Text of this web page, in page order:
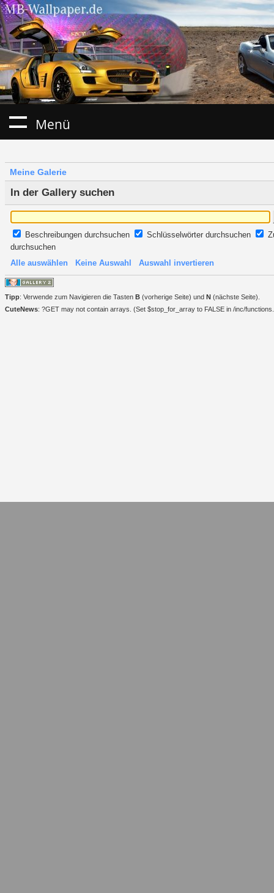
Menü
Meine Galerie
In der Gallery suchen
Beschreibungen durchsuchen Schlüsselwörter durchsuchen
durchsuchen
Alle auswählen
Keine Auswahl Auswahl invertieren
Tipp: Verwende zum Navigieren die Tasten B (vorherige Seite) und N (nächste Seite).
CuteNews: ?GET may not contain arrays. (Set $stop_for_array to FALSE in /inc/